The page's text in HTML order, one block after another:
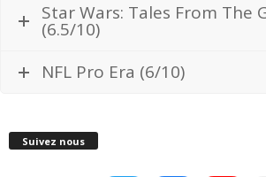
Star Wars: Tales From The
(6.5/10)
NFL Pro Era (6/10)
Suivez nous